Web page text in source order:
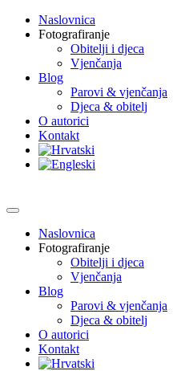
Naslovnica
Fotografiranje
Obitelji i djeca
Vjenčanja
Blog
Parovi & vjenčanja
Djeca & obitelj
O autorici
Kontakt
Naslovnica
Fotografiranje
Obitelji i djeca
Vjenčanja
Blog
Parovi & vjenčanja
Djeca & obitelj
O autorici
Kontakt